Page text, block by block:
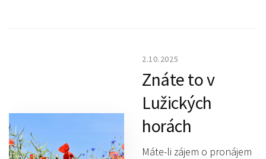
2.10.2025
Znáte to v
Lužických
horách
Máte-li zájem o pronájem